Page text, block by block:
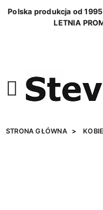
Polska produkcja od
LETNIA
STRONA GŁÓWNA